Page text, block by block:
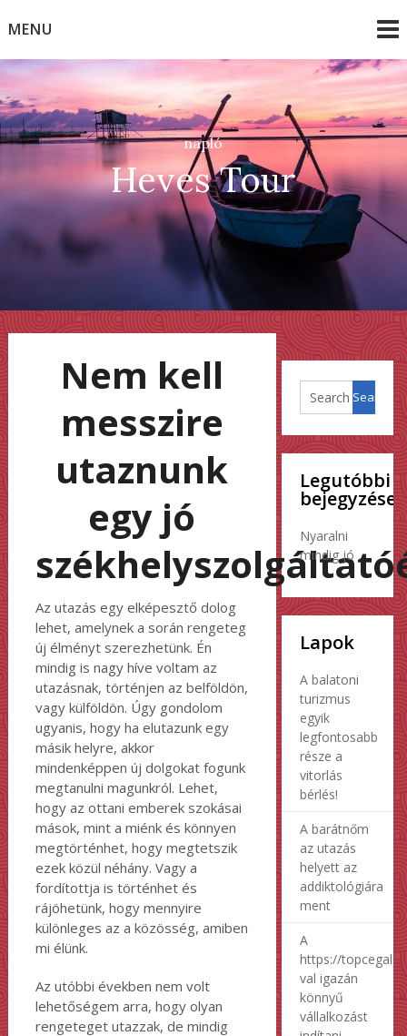
toMENU
Heves Tour
napló
Nem kell
messzire
utaznunk
egy jó
Az utazás egy elképesztő dolog
lehet, amelynek a során rengeteg
új élményt szerezhetünk. Én
mindig is nagy híve voltam az
utazásnak, történjen az belföldön,
vagy külföldön. Úgy gondolom
ugyanis, hogy ha elutazunk egy
másik helyre, akkor
mindenképpen új dolgokat fogunk
megtanulni magunkról. Lehet,
hogy az ottani emberek szokásai
mások, mint a miénk és könnyen
megtörténhet, hogy megtetszik
ezek közül néhány. Vagy a
fordítottja is történhet és
rájöhetünk, hogy mennyire
különleges az a közösség, amiben
mi élünk.
Az utóbbi években nem volt
lehetőségem arra, hogy olyan
rengeteget utazzak, de mindig
Legutóbbi
bejegyzések
Nyaralni
mindig jó
Lapok
A balatoni
turizmus
egyik
legfontosabb
része a
vitorlás
bérlés!
A barátnőm
az utazás
helyett az
addiktológiára
ment
A
https://
val igazán
könnyű
vállalkozást